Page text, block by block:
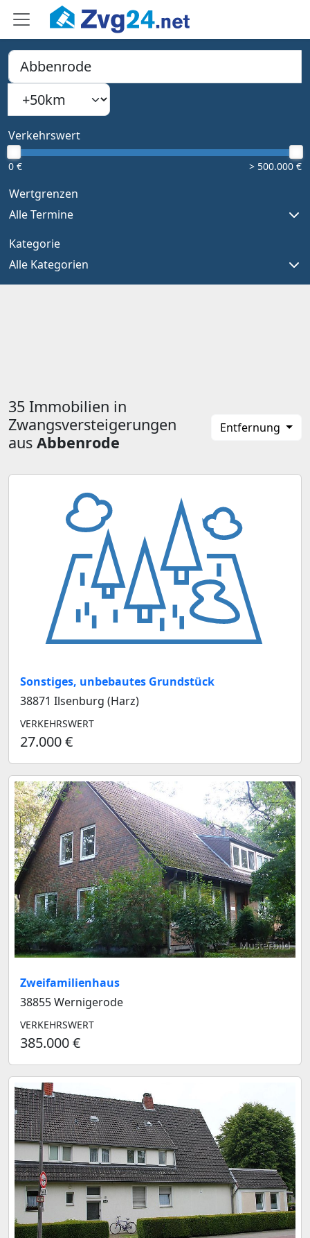
PLZ, Ort oder Bundesland
Type 1 or more characters for results.
Suchradius
Verkehrswert
0 € > 500.000 €
Wertgrenzen
Alle Termine
Kategorie
Alle Kategorien
35 Immobilien in
Zwangsversteigerungen
aus Abbenrode
Entfernung
Sonstiges, unbebautes Grundstück
38871 Ilsenburg (Harz)
VERKEHRSWERT
27.000 €
Musterbild
Zweifamilienhaus
38855 Wernigerode
VERKEHRSWERT
385.000 €